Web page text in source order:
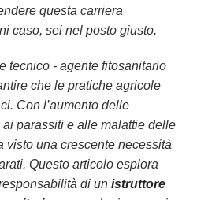
questa carriera
caso, sei nel posto giusto.
tecnico - agente fitosanitario
che le pratiche agricole
Con l’aumento delle
parassiti e alle malattie delle
visto una crescente necessità
Questo articolo esplora
di un istruttore